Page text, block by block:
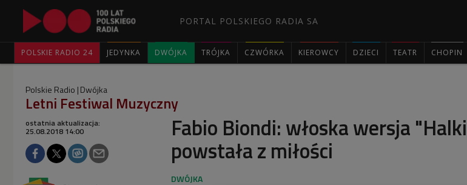
PORTAL POLSKIEGO RADIA SA
POLSKIE RADIO 24 JEDYNKA DWÓJKA TRÓJKA CZWÓRKA KIEROWCY DZIECI TEATR CHOPIN
Polskie Radio Dwójka
Letni Festiwal Muzyczny
Fabio Biondi: włoska wersja
powstała z miłości
ostatnia aktualizacja:
25.08.2018 14:00